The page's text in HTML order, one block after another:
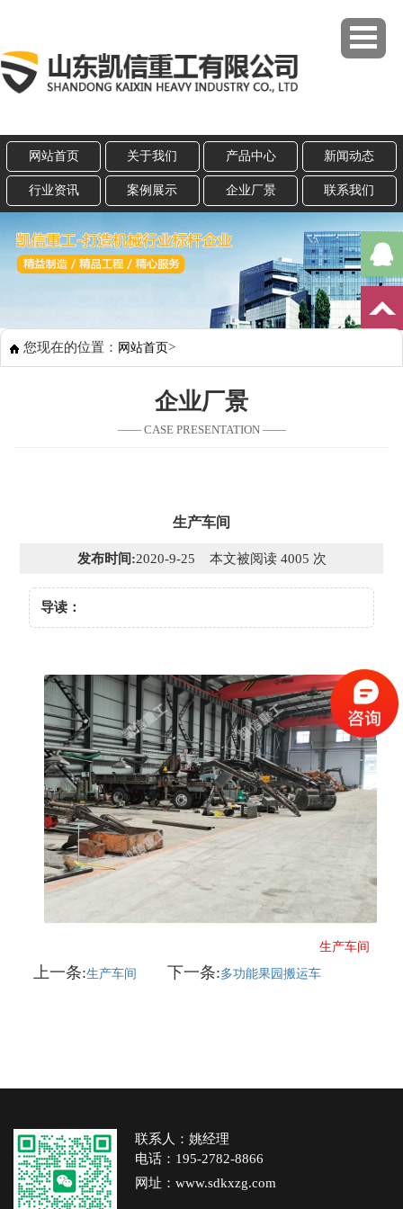
网站首页 关于我们 产品中心 新闻动态
行业资讯 案例展示 企业厂景 联系我们
您现在的位置： 网站首页>
企业厂景
—— CASE PRESENTATION ——
生产车间
发布时间:2020-9-25 本文被阅读 4005 次
导读：
生产车间
上一条:生产车间 下一条:多功能果园搬运车
联系人：姚经理
电话：195-2782-8866
网址：www.sdkxzg.com